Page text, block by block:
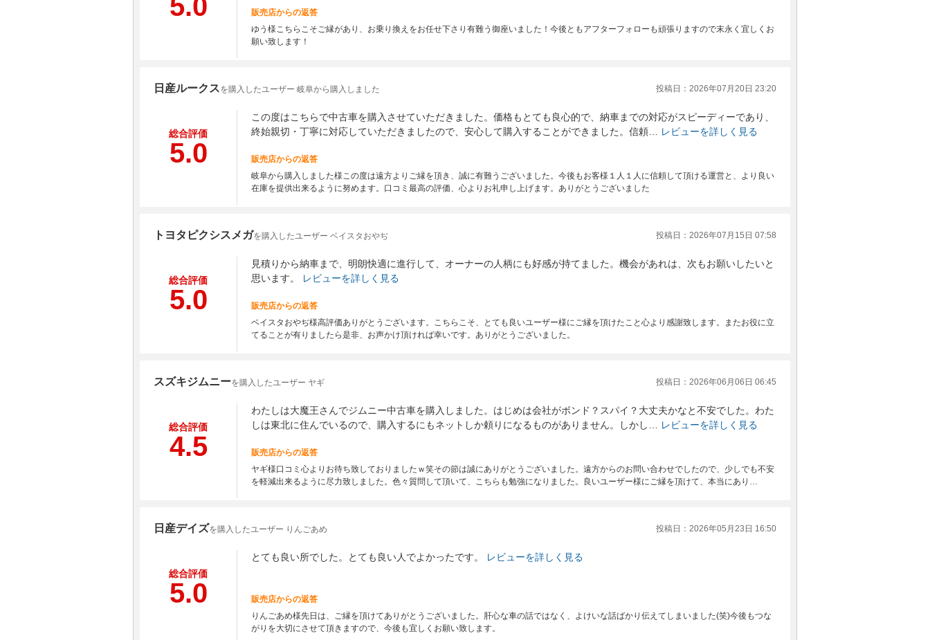
5.0
販売店からの返答
ゆう様こちらこそご縁があり、お乗り換えをお任せ下さり有難う御座いました！今後ともアフターフォローも頑張りますので末永く宜しくお
願い致します！
日産ルークスを購入したユーザー 岐阜から購入しました 投稿日：2026年07月20日 23:20
総合評価
5.0
この度はこちらで中古車を購入させていただきました。価格もとても良心的で、納車までの対応がスピーディーであり、
終始親切・丁寧に対応していただきましたので、安心して購入することができました。信頼…
レビューを詳しく見る
販売店からの返答
岐阜から購入しました様この度は遠方よりご縁を頂き、誠に有難うございました。今後もお客様１人１人に信頼して頂ける運営と、より良い
在庫を提供出来るように努めます。口コミ最高の評価、心よりお礼申し上げます。ありがとうございました
トヨタピクシスメガを購入したユーザー ベイスタおやぢ 投稿日：2026年07月15日 07:58
総合評価
5.0
見積りから納車まで、明朗快適に進行して、オーナーの人柄にも好感が持てました。機会があれは、次もお願いしたいと
思います。
レビューを詳しく見る
販売店からの返答
ベイスタおやぢ様高評価ありがとうございます。こちらこそ、とても良いユーザー様にご縁を頂けたこと心より感謝致します。またお役に立
てることが有りましたら是非、お声かけ頂ければ幸いです。ありがとうございました。
スズキジムニーを購入したユーザー ヤギ 投稿日：2026年06月06日 06:45
総合評価
4.5
わたしは大魔王さんでジムニー中古車を購入しました。はじめは会社がボンド？スパイ？大丈夫かなと不安でした。わた
しは東北に住んでいるので、購入するにもネットしか頼りになるものがありません。しかし…
レビューを詳しく見る
販売店からの返答
ヤギ様口コミ心よりお待ち致しておりましたｗ笑その節は誠にありがとうございました。遠方からのお問い合わせでしたので、少しでも不安
を軽減出来るように尽力致しました。色々質問して頂いて、こちらも勉強になりました。良いユーザー様にご縁を頂けて、本当にあり…
日産デイズを購入したユーザー りんごあめ 投稿日：2026年05月23日 16:50
総合評価
5.0
とても良い所でした。とても良い人でよかったです。 レビューを詳しく見る
販売店からの返答
りんごあめ様先日は、ご縁を頂けてありがとうございました。肝心な車の話ではなく、よけいな話ばかり伝えてしまいました(笑)今後もつな
がりを大切にさせて頂きますので、今後も宜しくお願い致します。